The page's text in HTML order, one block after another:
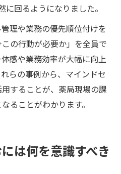
に回るようになりました。
理や業務の優先順位付けを
の行動が必要か」を全員で
感や業務効率が大幅に向上
らの事例から、マインドセ
することが、薬局現場の課
ることがわかります。
は何を意識すべき